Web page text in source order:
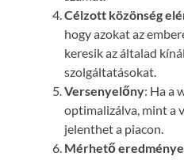
Célzott közönség
hogy azokat az
keresik az általad
szolgáltatásokat.
Versenyelőny: Ha a
optimalizálva, mint a
jelenthet a piacon.
Mérhető